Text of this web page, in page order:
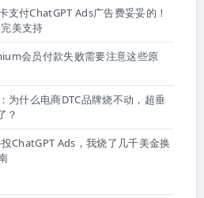
支付ChatGPT Ads广告费妥妥的！
美支持
会员付款失败需要注意这些原
为什么电商DTC品牌烧不动，超垂
？
ChatGPT Ads，我烧了几千美金换